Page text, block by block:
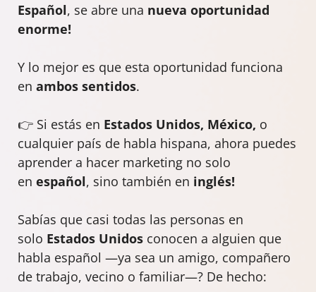
Español, se abre una nueva oportunidad
enorme!
Y lo mejor es que esta oportunidad funciona
en ambos sentidos.
👉 Si estás en Estados Unidos, México, o
cualquier país de habla hispana, ahora puedes
aprender a hacer marketing no solo
en español, sino también en inglés!
Sabías que casi todas las personas en
solo Estados Unidos conocen a alguien que
habla español —ya sea un amigo, compañero
de trabajo, vecino o familiar—? De hecho: